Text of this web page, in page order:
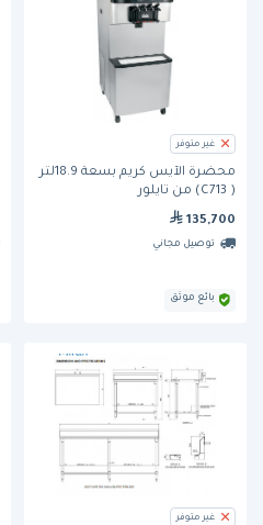
غير متوفر
محضّرة الآيس كريم بسعة 18.9لتر
( C713) من تايلور
135,700
توصيل مجاني
بائع موثق
غير متوفر